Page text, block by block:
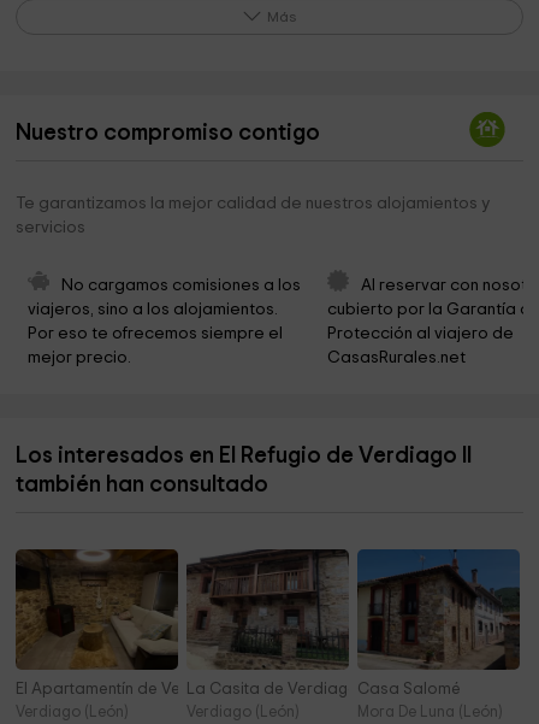
Ermita de Nuestra Señora de las Angustias de
Soto de Valderrueda,León, España 16,1 km
Pico Susaron. Puebla de Lillo 16,9 km
Bosque de robles 18,8 km
18,9 km
Más
Nuestro compromiso contigo
Te garantizamos la mejor calidad de nuestros alojamientos y
servicios
No cargamos comisiones a los
viajeros, sino a los alojamientos.
Por eso te ofrecemos siempre el
mejor precio.
Al reservar con
cubierto por la Garantía
Protección al viajero de
CasasRurales.net
Los interesados en El Refugio de Verdiago II
también han consultado
El Apartamentín de Verdiago
Verdiago (León)
La Casita de Verdiago
Verdiago (León)
Casa Salomé
Mora De Luna (León)